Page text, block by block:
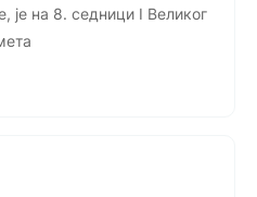
је на 8. седници I Великог